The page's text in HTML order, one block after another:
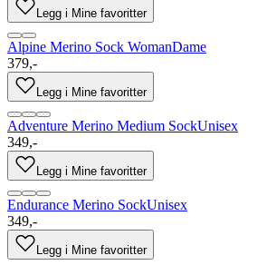
Legg i Mine favoritter
Alpine Merino Sock WomanDame
379,-
Legg i Mine favoritter
Adventure Merino Medium SockUnisex
349,-
Legg i Mine favoritter
Endurance Merino SockUnisex
349,-
Legg i Mine favoritter